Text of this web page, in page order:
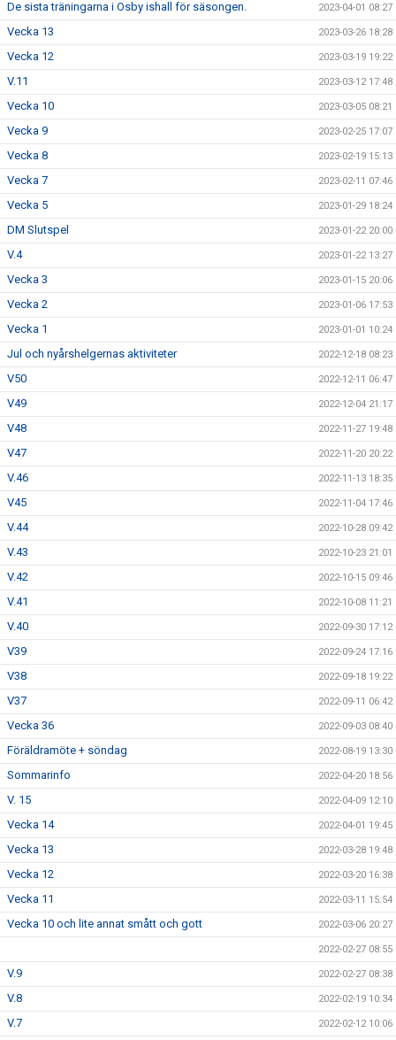
De sista träningarna i Osby ishall för säsongen. 2023-04-01 08:27
Vecka 13 2023-03-26 18:28
Vecka 12 2023-03-19 19:22
V.11 2023-03-12 17:48
Vecka 10 2023-03-05 08:21
Vecka 9 2023-02-25 17:07
Vecka 8 2023-02-19 15:13
Vecka 7 2023-02-11 07:46
Vecka 5 2023-01-29 18:24
DM Slutspel 2023-01-22 20:00
V.4 2023-01-22 13:27
Vecka 3 2023-01-15 20:06
Vecka 2 2023-01-06 17:53
Vecka 1 2023-01-01 10:24
Jul och nyårshelgernas aktiviteter 2022-12-18 08:23
V50 2022-12-11 06:47
V49 2022-12-04 21:17
V48 2022-11-27 19:48
V47 2022-11-20 20:22
V.46 2022-11-13 18:35
V45 2022-11-04 17:46
V.44 2022-10-28 09:42
V.43 2022-10-23 21:01
V.42 2022-10-15 09:46
V.41 2022-10-08 11:21
V.40 2022-09-30 17:12
V39 2022-09-24 17:16
V38 2022-09-18 19:22
V37 2022-09-11 06:42
Vecka 36 2022-09-03 08:40
Föräldramöte + söndag 2022-08-19 13:30
Sommarinfo 2022-04-20 18:56
V. 15 2022-04-09 12:10
Vecka 14 2022-04-01 19:45
Vecka 13 2022-03-28 19:48
Vecka 12 2022-03-20 16:38
Vecka 11 2022-03-11 15:54
Vecka 10 och lite annat smått och gott 2022-03-06 20:27
2022-02-27 08:55
V.9 2022-02-27 08:38
V.8 2022-02-19 10:34
V.7 2022-02-12 10:06